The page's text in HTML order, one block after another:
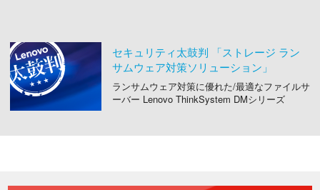
セキュリティ太鼓判 「ストレージ ラン
サムウェア対策ソリューション」
ランサムウェア対策に優れた/最適なファイルサ
ーバー Lenovo ThinkSystem DMシリーズ